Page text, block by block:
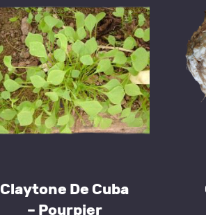
Claytone De Cuba
– Pourpier